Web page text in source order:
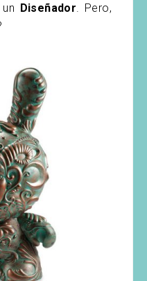
Diseñador . Pero,